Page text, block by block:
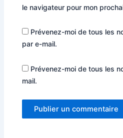
le navigateur pour mon
Prévenez-moi de tous les
par e-mail.
Prévenez-moi de tous les
mail.